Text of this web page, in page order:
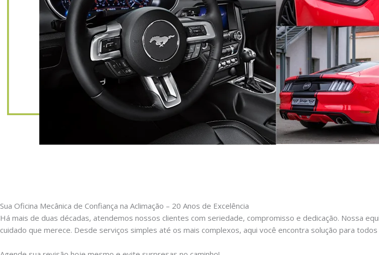
Sua Oficina Mecânica de Confiança na Aclimação – 20 Anos de Excelência
Há mais de duas décadas, atendemos nossos clientes com seriedade, compromisso e dedicação. Nossa
cuidado que merece. Desde serviços simples até os mais complexos, aqui você encontra solução para